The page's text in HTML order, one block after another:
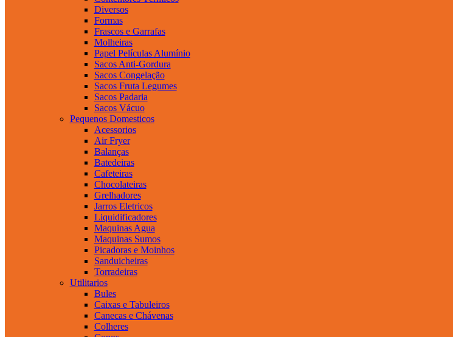
Diversos
Formas
Frascos e Garrafas
Molheiras
Papel Películas Alumínio
Sacos Anti-Gordura
Sacos Congelação
Sacos Fruta Legumes
Sacos Padaria
Sacos Vácuo
Pequenos Domesticos
Acessorios
Air Fryer
Balanças
Batedeiras
Cafeteiras
Chocolateiras
Grelhadores
Jarros Eletricos
Liquidificadores
Maquinas Agua
Maquinas Sumos
Picadoras e Moinhos
Sanduicheiras
Torradeiras
Utilitarios
Bules
Caixas e Tabuleiros
Canecas e Chávenas
Colheres